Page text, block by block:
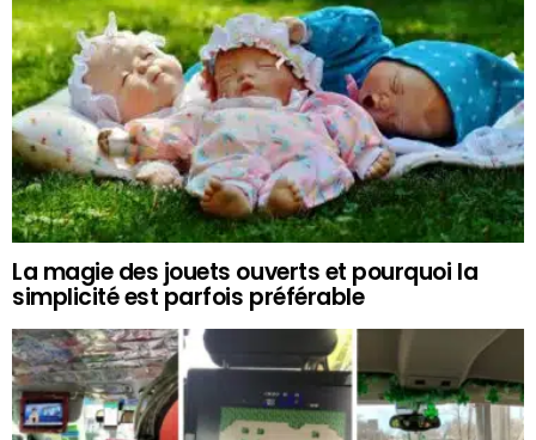
La magie des jouets ouverts et pourquoi la
simplicité est parfois préférable